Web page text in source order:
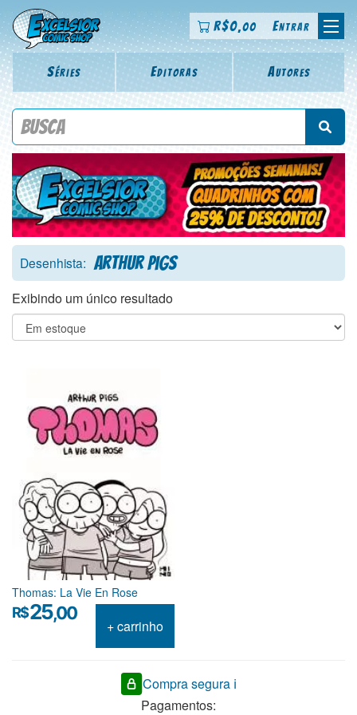
R$0,00 Entrar
Séries Editoras Autores
Procure por título da revista, personagem, série, escritor,
Desenhista: Arthur Pigs
Exibindo um único resultado
Thomas: La Vie En Rose
R$25,00
+ carrinho
Compra segura ℹ️
Pagamentos: